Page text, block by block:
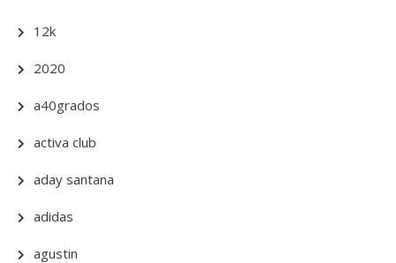
12k
2020
a40grados
activa club
aday santana
adidas
agustin